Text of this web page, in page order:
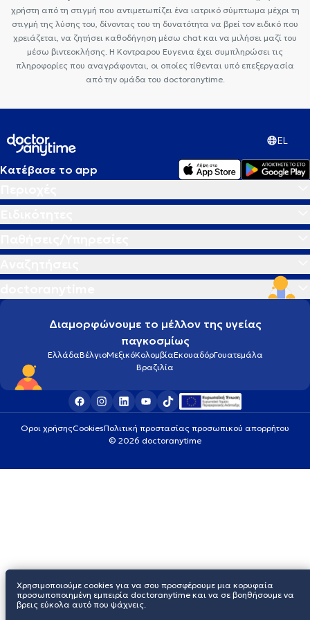
Κάτω Πατήσια
Ορθοπαιδικοί και Ορθοπαιδικοί Χειρουργοί στο
Κουκάκι
Ορθοπαιδικοί και Ορθοπαιδικοί Χειρουργοί στην Κυψέλη
χρήστη από τη στιγμή που αντιμετωπίζει ένα ιατρικό σύμπτωμα μέχρι τη
στιγμή της λύσης του, δίνοντας του τη δυνατότητα να βρεί τον ειδικό που
χρειάζεται, να ζητήσει καθοδήγηση μέσω chat και να μιλήσει μαζί του
μέσω βιντεοκλήσης. Η Κοντραρου Ευγενια έχει συμπληρώσει τις
πληροφορίες που αναγράφονται, οι οποίες τίθενται υπό επεξεργασία
από την ομάδα του doctoranytime.
EL
Κατέβασε το app
Διαμορφώνουμε το μέλλον της υγείας
παγκοσμίως
ΕλλάδαΒέλγιοΜεξικόΚολομβίαΕκουαδόρΓουατεμάλα
Βραζιλία
Οροι χρήσηςCookiesΠολιτική προστασίας προσωπικού απορρήτου
© 2026 doctoranytime
Χρησιμοποιούμε cookies για να σου προσφέρουμε μια κορυφαία
προσωποποιημένη εμπειρία doctoranytime και να σε βοηθήσουμε να
βρεις εύκολα αυτό που ψάχνεις.